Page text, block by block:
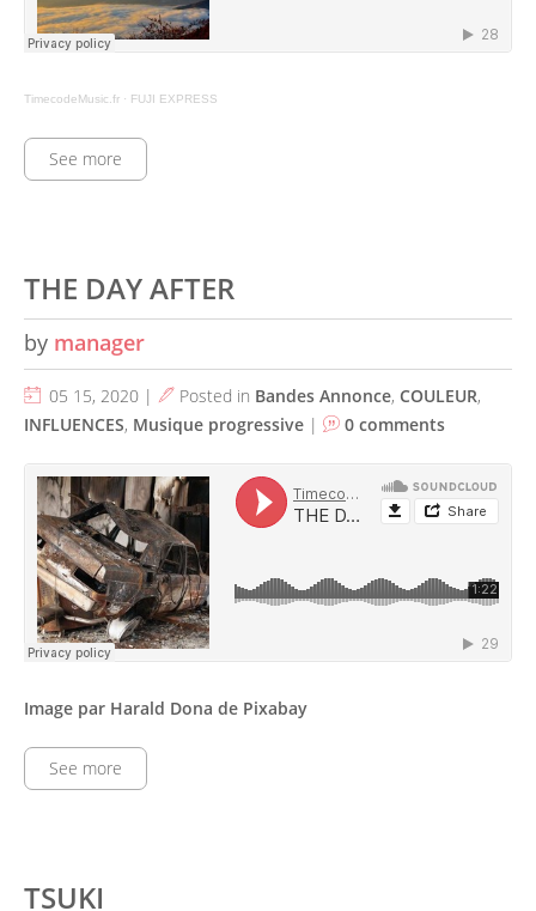
TimecodeMusic.fr · FUJI EXPRESS
See more
THE DAY AFTER
by manager
05 15, 2020 | Posted in Bandes Annonce, COULEUR,
INFLUENCES, Musique progressive | 0 comments
Image par Harald Dona de Pixabay
See more
TSUKI